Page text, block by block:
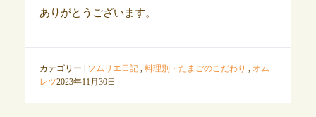
ありがとうございます。
カテゴリー | ソムリエ日記, 料理別・たまごのこだわり , オム
レツ2023年11月30日